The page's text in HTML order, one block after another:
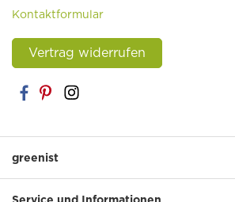
Kontaktformular
Vertrag widerrufen
greenist
Service und Informationen